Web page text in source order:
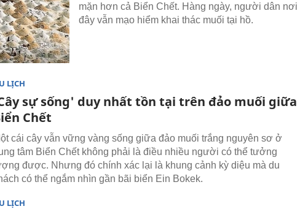
mặn hơn cả Biển Chết. Hàng ngày, người dân nơi
đây vẫn mạo hiểm khai thác muối tại hồ.
LỊCH
sự sống' duy nhất tồn tại trên đảo muối giữa
Chết
cái cây vẫn vững vàng sống giữa đảo muối trắng nguyên sơ ở
tâm Biển Chết không phải là điều nhiều người có thể tưởng
được. Nhưng đó chính xác lại là khung cảnh kỳ diệu mà du
có thể ngắm nhìn gần bãi biển Ein Bokek.
LỊCH